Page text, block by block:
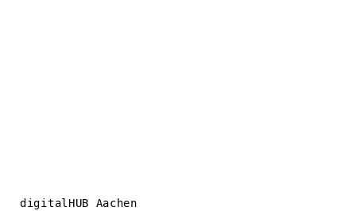
digitalHUB Aachen